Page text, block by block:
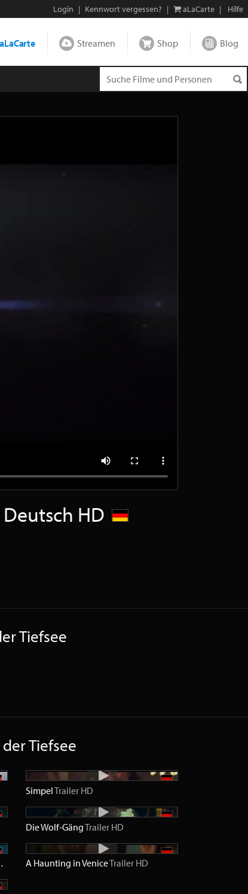
Login | Kennwort vergessen? | aLaCarte | Hilfe
Streamen Shop Blog
HD
Tiefsee
Tiefsee
SimpelTrailer HD
Die Wolf-GängTrailer HD
A Haunting in VeniceTrailer HD